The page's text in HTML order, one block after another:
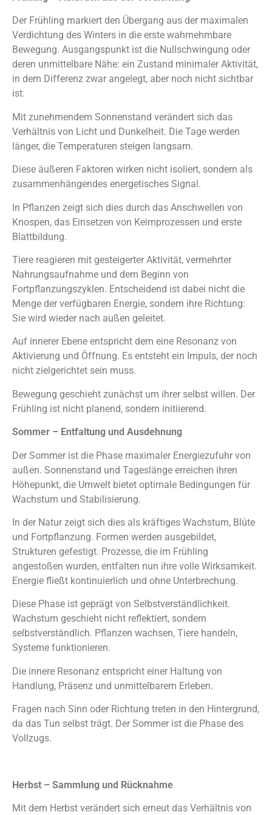
Der Frühling markiert den Übergang aus der maximalen
Verdichtung des Winters in die erste wahrnehmbare
Bewegung. Ausgangspunkt ist die Nullschwingung oder
deren unmittelbare Nähe: ein Zustand minimaler Aktivität,
in dem Differenz zwar angelegt, aber noch nicht sichtbar
ist.
Mit zunehmendem Sonnenstand verändert sich das
Verhältnis von Licht und Dunkelheit. Die Tage werden
länger, die Temperaturen steigen langsam.
Diese äußeren Faktoren wirken nicht isoliert, sondern als
zusammenhängendes energetisches Signal.
In Pflanzen zeigt sich dies durch das Anschwellen von
Knospen, das Einsetzen von Keimprozessen und erste
Blattbildung.
Tiere reagieren mit gesteigerter Aktivität, vermehrter
Nahrungsaufnahme und dem Beginn von
Fortpflanzungszyklen. Entscheidend ist dabei nicht die
Menge der verfügbaren Energie, sondern ihre Richtung:
Sie wird wieder nach außen geleitet.
Auf innerer Ebene entspricht dem eine Resonanz von
Aktivierung und Öffnung. Es entsteht ein Impuls, der noch
nicht zielgerichtet sein muss.
Bewegung geschieht zunächst um ihrer selbst willen. Der
Frühling ist nicht planend, sondern initiierend.
Sommer – Entfaltung und Ausdehnung
Der Sommer ist die Phase maximaler Energiezufuhr von
außen. Sonnenstand und Tageslänge erreichen ihren
Höhepunkt, die Umwelt bietet optimale Bedingungen für
Wachstum und Stabilisierung.
In der Natur zeigt sich dies als kräftiges Wachstum, Blüte
und Fortpflanzung. Formen werden ausgebildet,
Strukturen gefestigt. Prozesse, die im Frühling
angestoßen wurden, entfalten nun ihre volle Wirksamkeit.
Energie fließt kontinuierlich und ohne Unterbrechung.
Diese Phase ist geprägt von Selbstverständlichkeit.
Wachstum geschieht nicht reflektiert, sondern
selbstverständlich. Pflanzen wachsen, Tiere handeln,
Systeme funktionieren.
Die innere Resonanz entspricht einer Haltung von
Handlung, Präsenz und unmittelbarem Erleben.
Fragen nach Sinn oder Richtung treten in den Hintergrund,
da das Tun selbst trägt. Der Sommer ist die Phase des
Vollzugs.
Herbst – Sammlung und Rücknahme
Mit dem Herbst verändert sich erneut das Verhältnis von